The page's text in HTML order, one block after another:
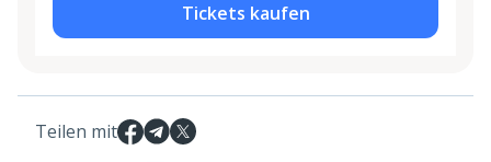
Tickets kaufen
Teilen mit